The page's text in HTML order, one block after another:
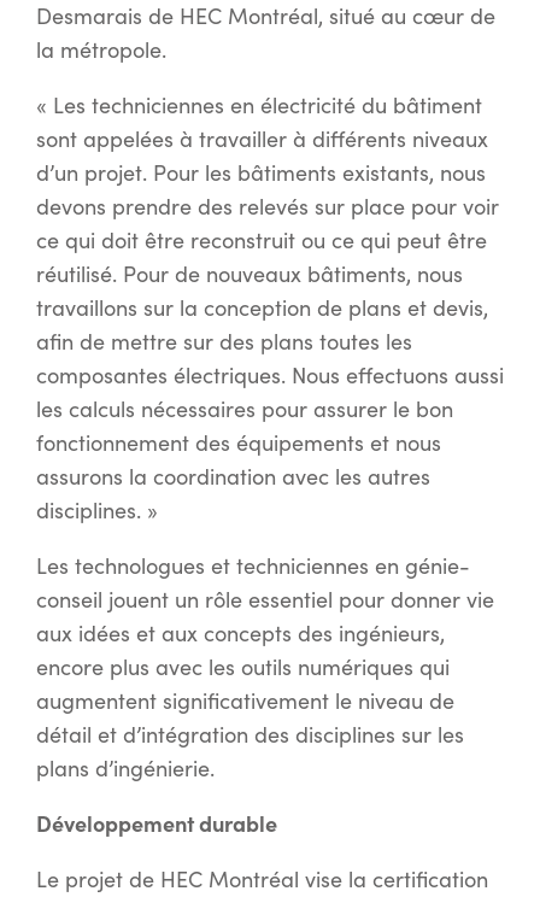
Desmarais de HEC Montréal, situé au cœur de
la métropole.
« Les techniciennes en électricité du bâtiment
sont appelées à travailler à différents niveaux
d’un projet. Pour les bâtiments existants, nous
devons prendre des relevés sur place pour voir
ce qui doit être reconstruit ou ce qui peut être
réutilisé. Pour de nouveaux bâtiments, nous
travaillons sur la conception de plans et devis,
afin de mettre sur des plans toutes les
composantes électriques. Nous effectuons aussi
les calculs nécessaires pour assurer le bon
fonctionnement des équipements et nous
assurons la coordination avec les autres
disciplines. »
Les technologues et techniciennes en génie-
conseil jouent un rôle essentiel pour donner vie
aux idées et aux concepts des ingénieurs,
encore plus avec les outils numériques qui
augmentent significativement le niveau de
détail et d’intégration des disciplines sur les
plans d’ingénierie.
Développement durable
Le projet de HEC Montréal vise la certification